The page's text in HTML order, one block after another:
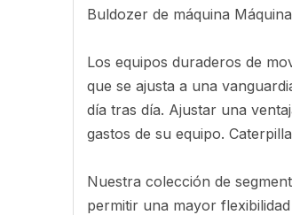
Buldozer de máquina Máquina
Los equipos duraderos de
que se ajusta a una
día tras día. Ajustar una
gastos de su equipo.
Nuestra colección de
permitir una mayor